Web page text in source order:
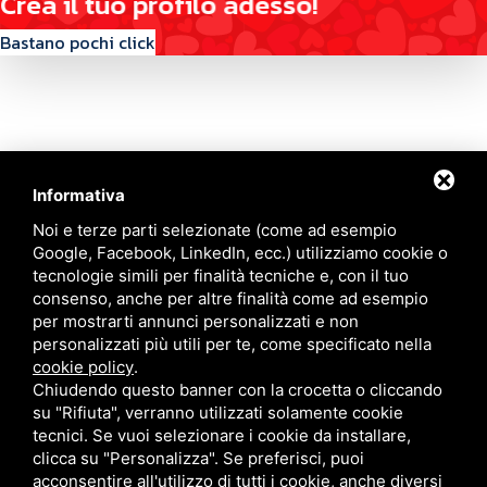
Informativa
Noi e terze parti selezionate (come ad esempio
Google, Facebook, LinkedIn, ecc.) utilizziamo cookie o
tecnologie simili per finalità tecniche e, con il tuo
consenso, anche per altre finalità come ad esempio
per mostrarti annunci personalizzati e non
personalizzati più utili per te, come specificato nella
cookie policy.
Chiudendo questo banner con la crocetta o cliccando
su "Rifiuta", verranno utilizzati solamente cookie
tecnici. Se vuoi selezionare i cookie da installare,
clicca su "Personalizza". Se preferisci, puoi
acconsentire all'utilizzo di tutti i cookie, anche diversi
Bastano pochi click
Contattaci
Via Quinto Bucci, 205, 47521 Cesena (FC)
+39 0543 31536
+39 320 6635083
info@amiciziaeamore.it
Links
Chi siamo
Crea il tuo profilo
Annunci
Blog